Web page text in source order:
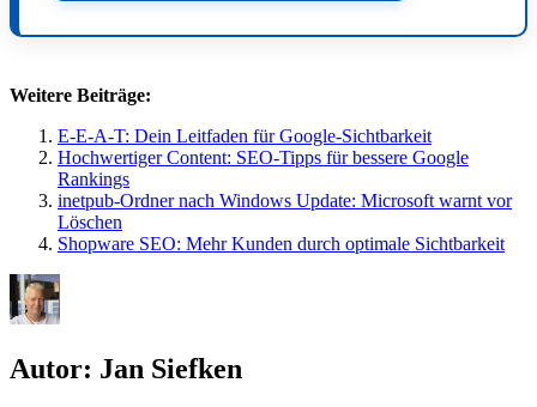
Weitere Beiträge:
E-E-A-T: Dein Leitfaden für Google-Sichtbarkeit
Hochwertiger Content: SEO-Tipps für bessere Google
Rankings
inetpub-Ordner nach Windows Update: Microsoft warnt vor
Löschen
Shopware SEO: Mehr Kunden durch optimale Sichtbarkeit
Autor: Jan Siefken